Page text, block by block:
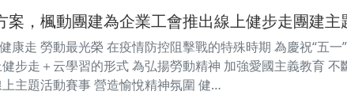
案，楓動團建為企業工會推出線上健步走團建主
康走 勞動最光榮 在疫情防控阻擊戰的特殊時期 為慶祝“五
步走＋云學習的形式 為弘揚勞動精神 加強愛國主義教育
主題活動賽事 營造愉悅精神氛圍 健…